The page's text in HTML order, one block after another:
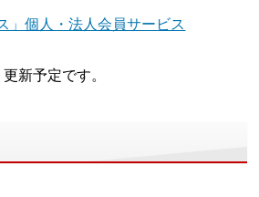
」個人・法人会員サービス
新予定です。